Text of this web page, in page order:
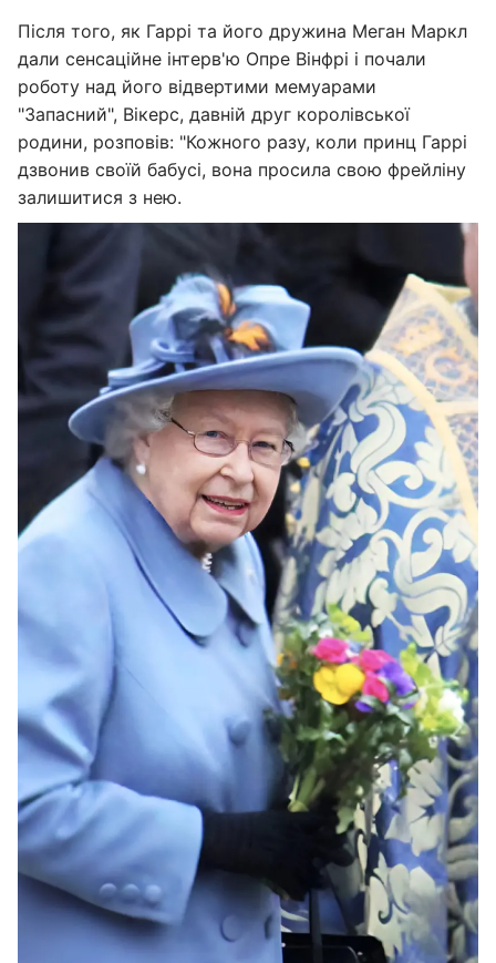
Після того, як Гаррі та його дружина Меган Маркл
дали сенсаційне інтерв'ю Опре Вінфрі і почали
роботу над його відвертими мемуарами
"Запасний", Вікерс, давній друг королівської
родини, розповів: "Кожного разу, коли принц Гаррі
дзвонив своїй бабусі, вона просила свою фрейліну
залишитися з нею.